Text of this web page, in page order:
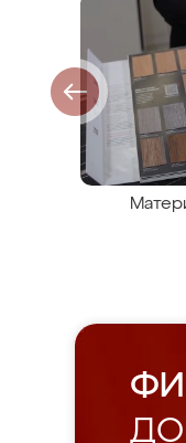
ДО